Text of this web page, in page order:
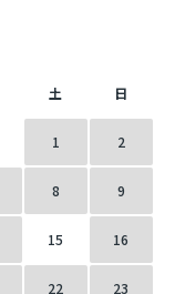
土 日
1 2
8 9
15 16
22 23